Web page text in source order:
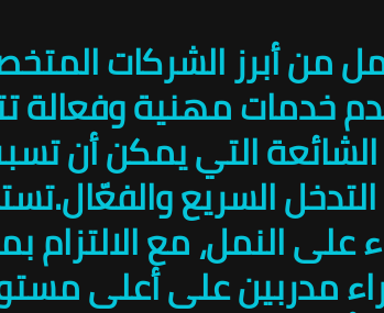
من أبرز الشركات
خدمات مهنية وفعالة
الشائعة التي يمكن أن
السريع
النمل، مع الالتزام
مدربين على أعلى